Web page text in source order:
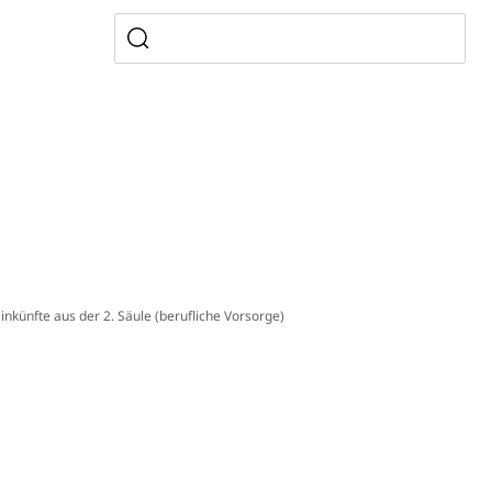
aus der 2. Säule (berufliche Vorsorge)
Sprengstoffe und Pyrotechnik
Verlust des Bürgerrechts,